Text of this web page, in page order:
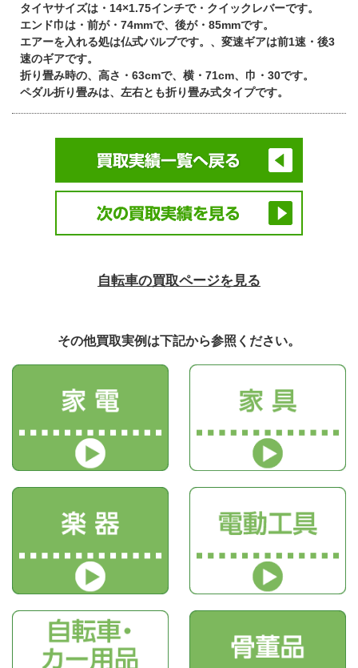
タイヤサイズは・14×1.75インチで・クイックレバーです。
エンド巾は・前が・74mmで、後が・85mmです。
エアーを入れる処は仏式バルブです。、変速ギアは前1速・後3
速のギアです。
折り畳み時の、高さ・63cmで、横・71cm、巾・30です。
ペダル折り畳みは、左右とも折り畳み式タイプです。
自転車の買取ページを見る
その他買取実例は下記から参照ください。